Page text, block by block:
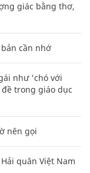
giác bằng thơ,
cần nhớ
như 'chó với
trong giáo dục
nên gọi
quân Việt Nam